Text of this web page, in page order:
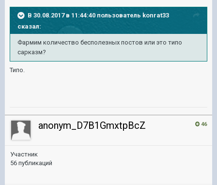
В 30.08.2017 в 11:44:40 пользователь konrat33
сказал:
Фармим количество бесполезных постов или это типо
сарказм?
Типо.
46
anonym_D7B1GmxtpBcZ
Участник
56 публикаций